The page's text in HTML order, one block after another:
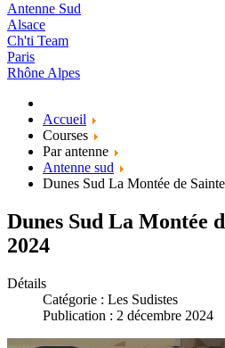
Antenne Sud
Alsace
Ch'ti Team
Paris
Rhône Alpes
Accueil
Courses
Par antenne
Antenne sud
Dunes Sud La Montée de
Dunes Sud La Montée
2024
Détails
Catégorie : Les Sudistes
Publication : 2 décembre 2024